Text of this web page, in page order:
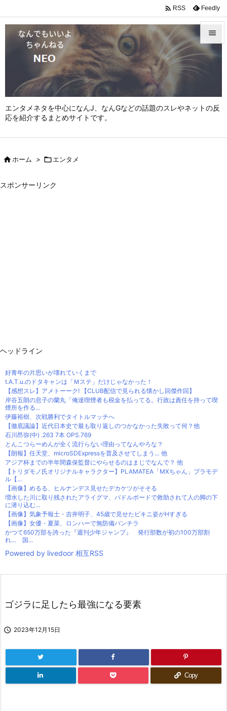
エンタメネタを中心になんJ、なんGなどの話題のスレやネットの反
応を紹介するまとめサイトです。



 RSS Feedly
ホーム > エンタメ
スポンサーリンク
ヘッドライン
好青年の片思いが壊れていくまで
t.A.T.u.のドタキャンは「Ｍステ」だけじゃなかった！
【感想スレ】アメトーーク! 【CLUB配信で見られる懐かし回傑作回】
岸谷五朗の息子の蘭丸「俺達喫煙者も税金を払ってる。行政は責任を持って喫
煙所を作る...
伊藤裕樹、次戦勝利でタイトルマッチへ
【徹底議論】近代日本史で最も取り返しのつかなかった失敗って何？他
石川昂弥(中) .263 7本 OPS.769
とんこつらーめんが全く流行らない理由ってなんやろな？
【朗報】任天堂、microSDExpressを普及させてしまう… 他
アジア杯までの半年間森保監督にやらせるのはまじでなんで？ 他
【トリダモノ氏オリジナルキャラクター】PLAMATEA「MXちゃん」プラモデ
ル【...
【画像】めるる、ヒルナンデス見せたデカケツがそそる
増水した川に取り残されたアライグマ、パドルボードで救助されて人の脚の下
に潜り込む...
【画像】気象予報士・吉井明子、45歳で見せたビキニ姿がHすぎる
【画像】女優・夏菜、ロンハーで無防備パンチラ
かつて650万部を誇った『週刊少年ジャンプ』 発行部数が初の100万部割
れ… 国...
Powered by livedoor 相互RSS
ゴジラに足したら最強になる要素
 2023年12月15日
Copy